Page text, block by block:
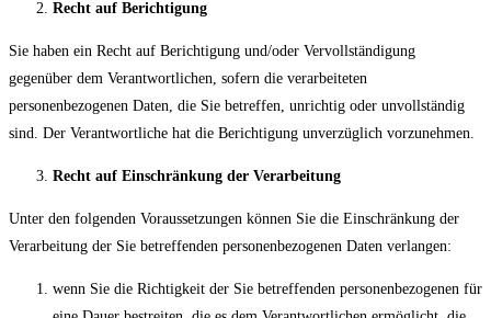
Recht auf Berichtigung
Sie haben ein Recht auf Berichtigung und/oder Vervollständigung
gegenüber dem Verantwortlichen, sofern die verarbeiteten
personenbezogenen Daten, die Sie betreffen, unrichtig oder unvollständig
sind. Der Verantwortliche hat die Berichtigung unverzüglich vorzunehmen.
Recht auf Einschränkung der Verarbeitung
Unter den folgenden Voraussetzungen können Sie die Einschränkung der
Verarbeitung der Sie betreffenden personenbezogenen Daten verlangen:
wenn Sie die Richtigkeit der Sie betreffenden personenbezogenen für